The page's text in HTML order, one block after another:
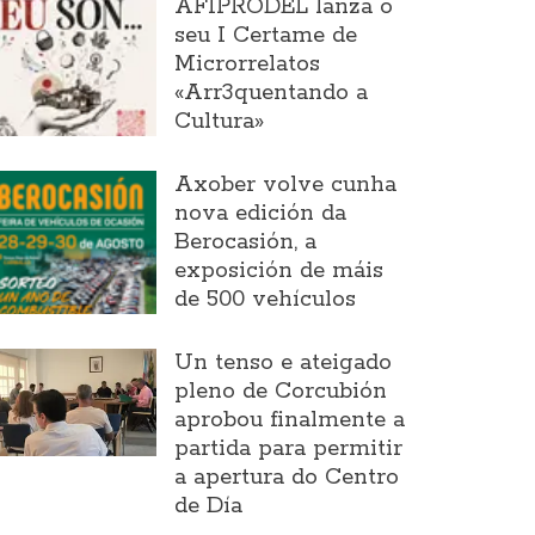
AFIPRODEL lanza o
seu I Certame de
Microrrelatos
«Arr3quentando a
Cultura»
Axober volve cunha
nova edición da
Berocasión, a
exposición de máis
de 500 vehículos
Un tenso e ateigado
pleno de Corcubión
aprobou finalmente a
partida para permitir
a apertura do Centro
de Día